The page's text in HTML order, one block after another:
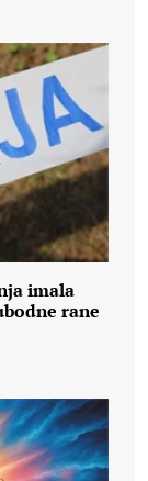
imala
rane